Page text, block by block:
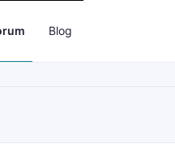
Blog